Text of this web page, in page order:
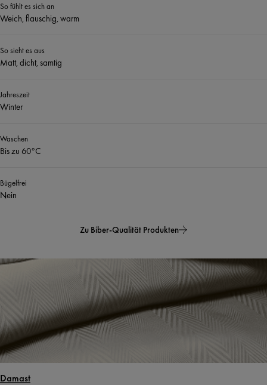
So fühlt es sich an
Weich, flauschig, warm
So sieht es aus
Matt, dicht, samtig
Jahreszeit
Winter
Waschen
Bis zu 60°C
Bügelfrei
Nein
Zu Biber-Qualität Produkten
Damast